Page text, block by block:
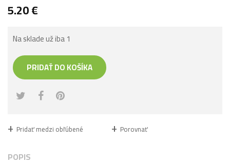
5.20€
Na sklade už iba 1
PRIDAŤ DO KOŠÍKA
Pridať medzi obľúbené Porovnať
POPIS